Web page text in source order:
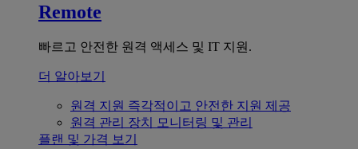
Remote
빠르고 안전한 원격 액세스 및 IT 지원.
더 알아보기
원격 지원 즉각적이고 안전한 지원 제공
원격 관리 장치 모니터링 및 관리
플랜 및 가격 보기